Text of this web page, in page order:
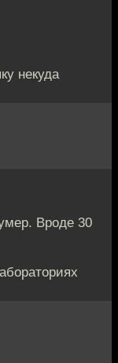
некуда
Вроде 30